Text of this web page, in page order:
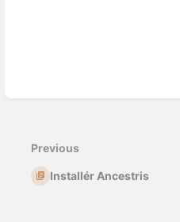
Previous
Installér Ancestris